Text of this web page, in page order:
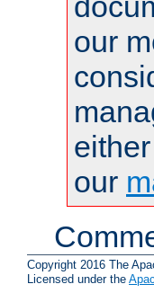
our
our
Copyright 2016 The
Licensed under the